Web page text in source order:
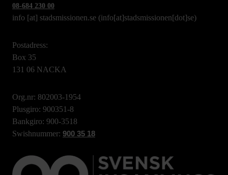
08-684 230 00
info [at] stadsmissionen.se (info[at]stadsmissionen[dot]se)
Postadress:
Box 35
131 06 NACKA
Org.nr: 802003-1954
Plusgiro: 900351-8
Bankgiro: 900-3518
Swishnummer: 900 35 18